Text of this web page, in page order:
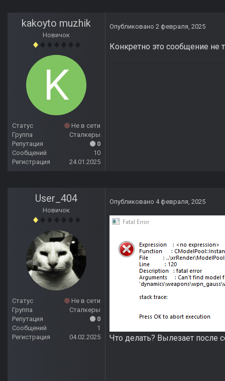
kakoyto muzhik
Новичок
Статус
Не в сети
Группа
Сталкеры
Репутация
0
Сообщений
10
Регистрация
24.01.2025
Опубликовано 2 февраля, 2025
Конкретно это сообщение не
User_404
Новичок
Статус
Не в сети
Группа
Сталкеры
Репутация
0
Сообщений
1
Регистрация
04.02.2025
Опубликовано 4 февраля, 2025
Что делать? Вылезает после